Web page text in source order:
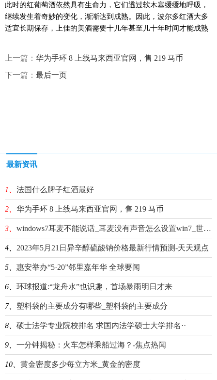
此时的红葡萄酒依然具有生命力，它们透过软木塞缓缓地呼吸，
继续发生着奇妙的变化，渐渐达到成熟。因此，波尔多红酒大多
适宜长期保存，上佳的美酒需要十几年甚至几十年时间才能成熟
上一篇： 华为手环 8 上线马来西亚官网，售 219 马币
下一篇： 最后一页
最新资讯
1、 法国什么牌子红酒最好
2、 华为手环 8 上线马来西亚官网，售 219 马币
3、 windows7耳麦不能说话_耳麦没有声音怎么设置win7_世界观点
4、 2023年5月21日异辛醇硫酸钠价格最新行情预测-天天观点
5、 惠安举办“5·20”邻里嘉年华 全球要闻
6、 环球报道:“龙舟水”也识趣，首场暴雨明日才来
7、 塑料袋的主要成分有哪些_塑料袋的主要成分
8、 硕士法学专业院校排名 求国内法学硕士大学排名··
9、 一分钟揭秘：火车怎样乘船过海？-焦点热闻
10、 黄金密度多少每立方米_黄金的密度